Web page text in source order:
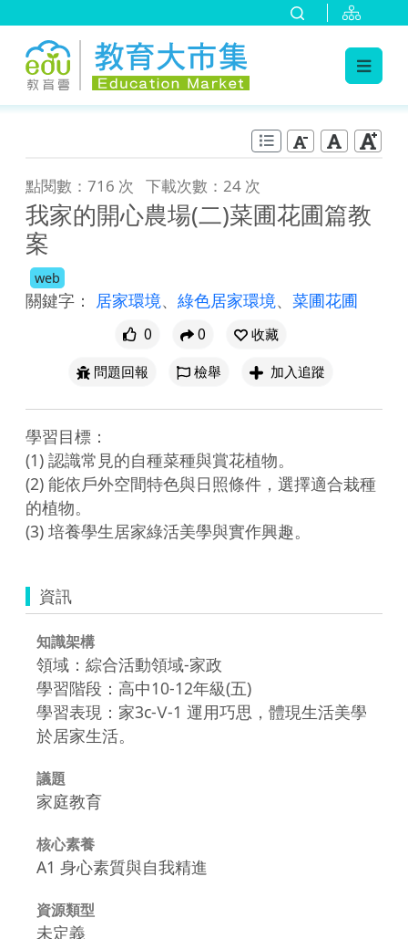
點閱數：716 次 下載次數：24 次
我家的開心農場(二)菜圃花圃篇教
案
web
關鍵字： 居家環境、 綠色居家環境、 菜圃花圃
0 0
收藏
問題回報
檢舉 加入追蹤
學習目標：
(1) 認識常見的自種菜種與賞花植物。
(2) 能依戶外空間特色與日照條件，選擇適合栽種
的植物。
(3) 培養學生居家綠活美學與實作興趣。
資訊
知識架構
領域：綜合活動領域-家政
學習階段：高中10-12年級(五)
學習表現：家3c-Ⅴ-1 運用巧思，體現生活美學
於居家生活。
議題
家庭教育
核心素養
A1 身心素質與自我精進
資源類型
未定義